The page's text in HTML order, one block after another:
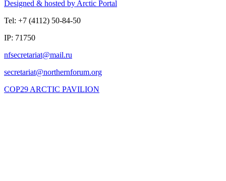
Designed & hosted by Arctic Portal
Tel: +7 (4112) 50-84-50
IP: 71750
COP29 ARCTIC PAVILION